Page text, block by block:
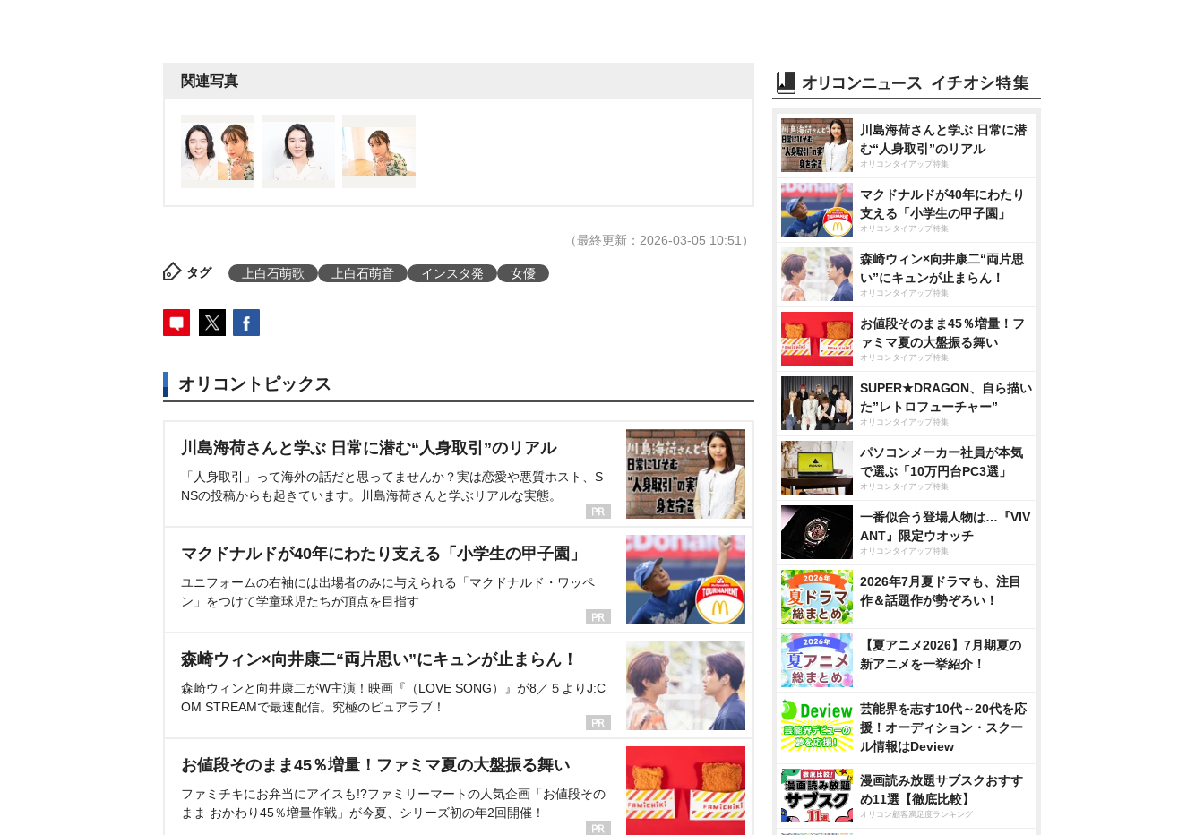
関連写真
（最終更新：2026-03-05 10:51）
タグ 上白石萌歌 上白石萌音 インスタ発 女優
オリコントピックス
川島海荷さんと学ぶ 日常に潜む“人身取引”のリアル
「人身取引」って海外の話だと思ってませんか？実は恋愛や悪質ホスト、S
NSの投稿からも起きています。川島海荷さんと学ぶリアルな実態。
マクドナルドが40年にわたり支える「小学生の甲子園」
ユニフォームの右袖には出場者のみに与えられる「マクドナルド・ワッペ
ン」をつけて学童球児たちが頂点を目指す
森崎ウィン×向井康二“両片思い”にキュンが止まらん！
森崎ウィンと向井康二がW主演！映画『（LOVE SONG）』が8／５よりJ:C
OM STREAMで最速配信。究極のピュアラブ！
お値段そのまま45％増量！ファミマ夏の大盤振る舞い
ファミチキにお弁当にアイスも!?ファミリーマートの人気企画「お値段その
まま おかわり45％増量作戦」が今夏、シリーズ初の年2回開催！
川島海荷さんと学ぶ 日常に潜
む“人身取引”のリアル
オリコンタイアップ特集
マクドナルドが40年にわたり
支える「小学生の甲子園」
オリコンタイアップ特集
森崎ウィン×向井康二“両片思
い”にキュンが止まらん！
オリコンタイアップ特集
お値段そのまま45％増量！フ
ァミマ夏の大盤振る舞い
オリコンタイアップ特集
SUPER★DRAGON、自ら描い
た”レトロフューチャー”
オリコンタイアップ特集
パソコンメーカー社員が本気
で選ぶ「10万円台PC3選」
オリコンタイアップ特集
一番似合う登場人物は…『VIV
ANT』限定ウオッチ
オリコンタイアップ特集
2026年7月夏ドラマも、注目
作＆話題作が勢ぞろい！
【夏アニメ2026】7月期夏の
新アニメを一挙紹介！
芸能界を志す10代～20代を応
援！オーディション・スクー
ル情報はDeview
漫画読み放題サブスクおすす
め11選【徹底比較】
オリコン顧客満足度ランキング